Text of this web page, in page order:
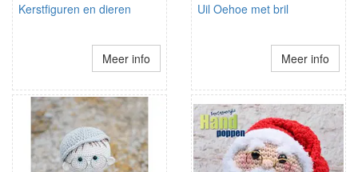
Kerstfiguren en dieren
Meer info
Uil Oehoe met bril
Meer info